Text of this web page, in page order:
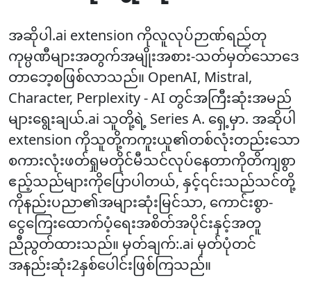
အဆိုပါ.ai extension ကိုလူလုပ်ဉာဏ်ရည်တု
ကုမ္ပဏီများအတွက်အမျိုးအစား-သတ်မှတ်သောဒေ
တာဘေ့စဖြစ်လာသည်။ OpenAI, Mistral,
Character, Perplexity - AI တွင်အကြီးဆုံးအမည်
များရွေးချယ်.ai သူတို့ရဲ့ Series A. ရှေ့မှာ. အဆိုပါ
extension ကိုသူတို့ကကူးယူ၏တစ်လုံးတည်းသော
စကားလုံးဖတ်ရှုမတိုင်မီသင်လုပ်နေတာကိုတိကျစွာ
ဧည့်သည်များကိုပြောပါတယ်, နှင့်၎င်းသည်သင်တို့
ကိုနည်းပညာ၏အများဆုံးမြင်သာ, ကောင်းစွာ-
ငွေကြေးထောက်ပံ့ရေးအစိတ်အပိုင်းနှင့်အတူ
ညီညွတ်ထားသည်။ မှတ်ချက်:.ai မှတ်ပုံတင်
အနည်းဆုံး2နှစ်ပေါင်းဖြစ်ကြသည်။